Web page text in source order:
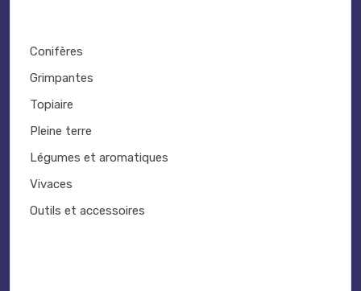
Conifères
Grimpantes
Topiaire
Pleine terre
Légumes et aromatiques
Vivaces
Outils et accessoires